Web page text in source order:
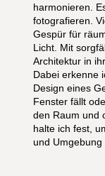
harmonieren.
fotografieren.
Gespür für
Licht. Mit
Architektur in
Dabei erkenne
Design eines
Fenster fällt
den Raum und
halte ich fest,
und Umgebung